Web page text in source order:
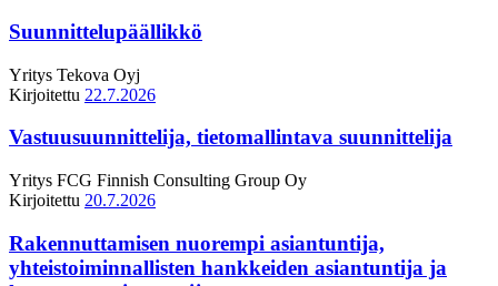
Suunnittelupäällikkö
Yritys Tekova Oyj
Kirjoitettu 22.7.2026
Vastuusuunnittelija, tietomallintava suunnittelija
Yritys FCG Finnish Consulting Group Oy
Kirjoitettu 20.7.2026
Rakennuttamisen nuorempi asiantuntija,
yhteistoiminnallisten hankkeiden asiantuntija ja